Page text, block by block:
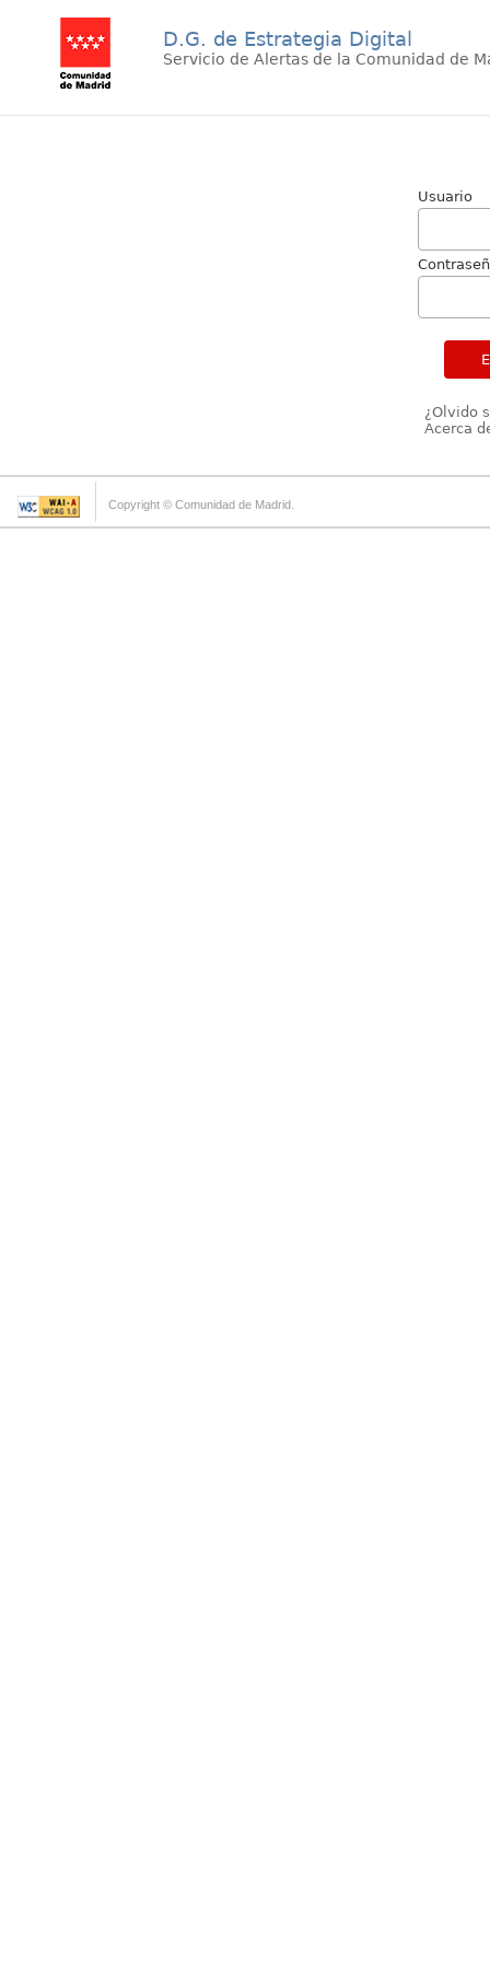
D.G. de Estrategia Digital
Servicio de Alertas de la Comunidad de
Usuario
¿Olvido
Acerca
Copyright © Comunidad de Madrid.